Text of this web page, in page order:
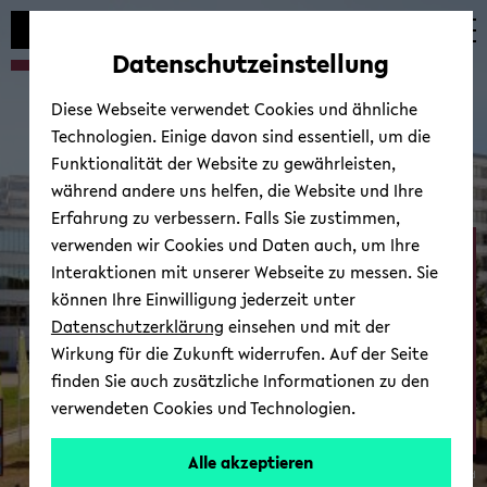
Automatische
vermeiden
zum
wechseln
zum
wechseln
zum
wechseln
Neurocognition and ­
Action - Biomechanics
© Uni­ver­si­tät Bie­le­feld
Datenschutzeinstellung
Diese Webseite verwendet Cookies und ähnliche
Technologien. Einige davon sind essentiell, um die
Funktionalität der Website zu gewährleisten,
während andere uns helfen, die Website und Ihre
Erfahrung zu verbessern. Falls Sie zustimmen,
verwenden wir Cookies und Daten auch, um Ihre
Interaktionen mit unserer Webseite zu messen. Sie
können Ihre Einwilligung jederzeit unter
Datenschutzerklärung einsehen und mit der
Wirkung für die Zukunft widerrufen. Auf der Seite
finden Sie auch zusätzliche Informationen zu den
verwendeten Cookies und Technologien.
Alle akzeptieren